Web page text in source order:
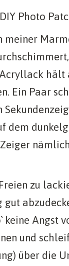
meiner
hält
Ein Paar
dem
zu
keine Angst
und
über die